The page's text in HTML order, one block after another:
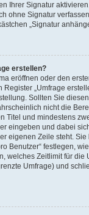
Ihrer Signatur
ohne Signatur
„Signatur
erstellen?
eröffnen oder den
Register „Umfrage
Sollten Sie
nicht die
Titel und mindestens
eingeben und dabei
eigenen Zeile steht.
Benutzer“ festlegen,
welches Zeitlimit für die
Umfrage) und